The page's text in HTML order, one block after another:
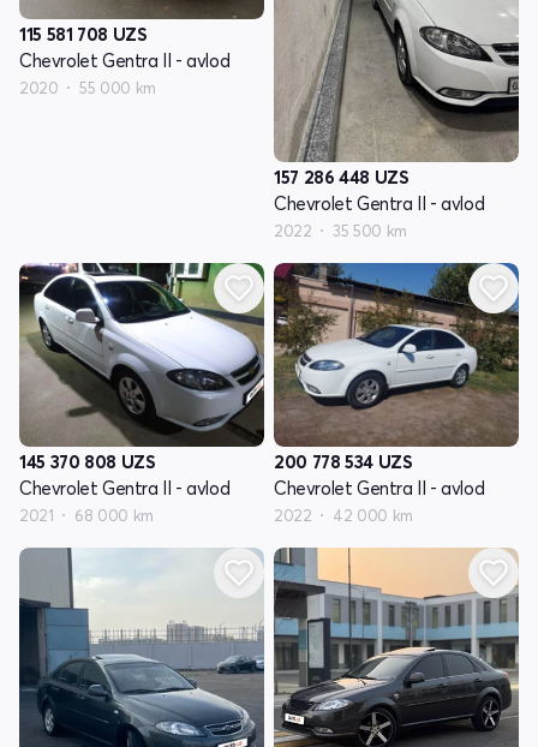
115 581 708 UZS
Chevrolet Gentra II - avlod
2020 55 000 km
157 286 448 UZS
Chevrolet Gentra II - avlod
2022 35 500 km
145 370 808 UZS
Chevrolet Gentra II - avlod
2021 68 000 km
200 778 534 UZS
Chevrolet Gentra II - avlod
2022 42 000 km